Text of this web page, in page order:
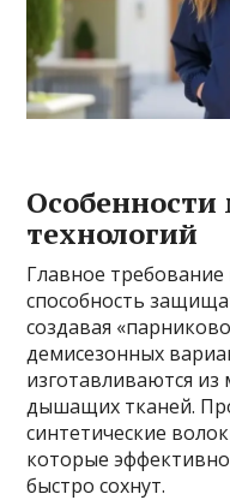
Особенности
технологий
Главное
способность
создавая
демисезонных
изготавливаются
дышащих тканей.
синтетические
которые
быстро сохнут.